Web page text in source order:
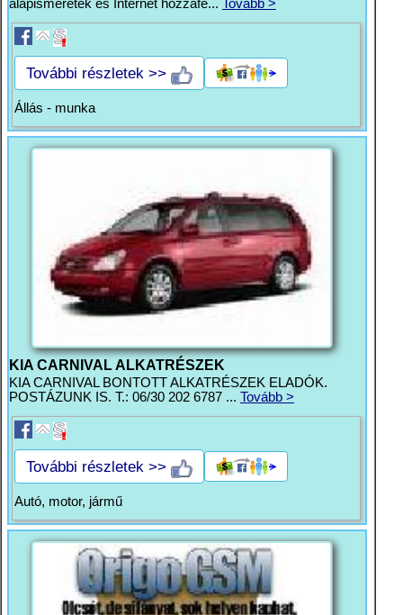
alapismeretek és Internet hozzáfé... Tovább >
További részletek >>
Állás - munka
KIA CARNIVAL ALKATRÉSZEK
KIA CARNIVAL BONTOTT ALKATRÉSZEK ELADÓK.
POSTÁZUNK IS. T.: 06/30 202 6787 ... Tovább >
További részletek >>
Autó, motor, jármű